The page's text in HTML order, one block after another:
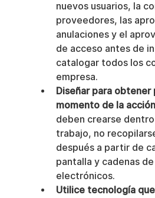
nuevos usuarios, la
proveedores, las
anulaciones y el
de acceso antes de
catalogar todos los
empresa.
Diseñar para obtener
momento de la
deben crearse
trabajo, no
después a partir de
pantalla y cadenas
electrónicos.
Utilice tecnología